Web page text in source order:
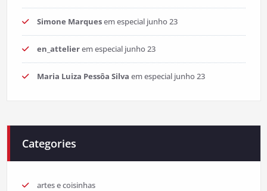
Simone Marquesemespecial junho 23
en_attelieremespecial junho 23
Maria Luiza Pessôa Silva emespecial junho 23
Categories
artes e coisinhas